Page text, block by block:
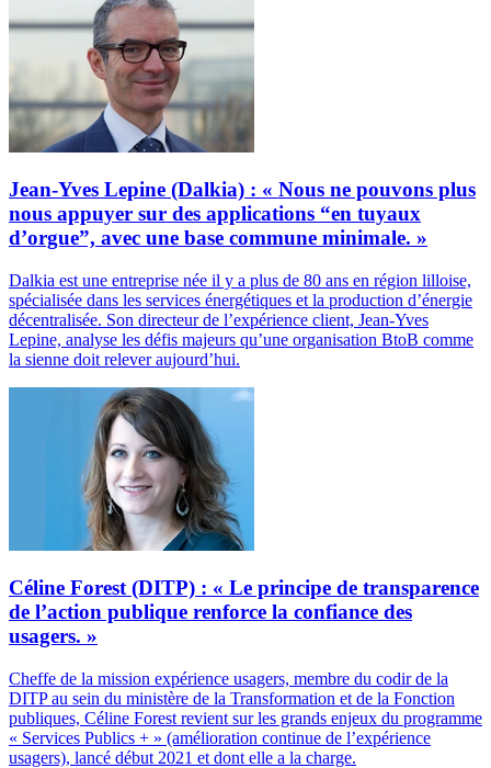
Jean-Yves Lepine (Dalkia) : « Nous ne pouvons plus
nous appuyer sur des applications “en tuyaux
d’orgue”, avec une base commune minimale. »
Dalkia est une entreprise née il y a plus de 80 ans en région lilloise,
spécialisée dans les services énergétiques et la production d’énergie
décentralisée. Son directeur de l’expérience client, Jean-Yves
Lepine, analyse les défis majeurs qu’une organisation BtoB comme
la sienne doit relever aujourd’hui.
Céline Forest (DITP) : « Le principe de transparence
de l’action publique renforce la confiance des
usagers. »
Cheffe de la mission expérience usagers, membre du codir de la
DITP au sein du ministère de la Transformation et de la Fonction
publiques, Céline Forest revient sur les grands enjeux du programme
« Services Publics + » (amélioration continue de l’expérience
usagers), lancé début 2021 et dont elle a la charge.